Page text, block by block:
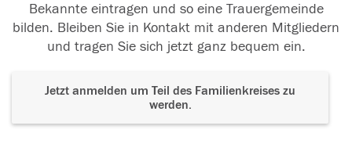
Bekannte eintragen und so eine Trauergemeinde
bilden. Bleiben Sie in Kontakt mit anderen Mitgliedern
und tragen Sie sich jetzt ganz bequem ein.
Jetzt anmelden um Teil des Familienkreises zu
werden.